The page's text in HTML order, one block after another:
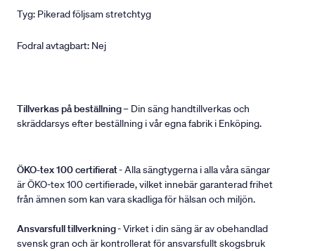
Tyg: Pikerad följsam stretchtyg
Fodral avtagbart: Nej
Tillverkas på beställning– Din säng handtillverkas och
skräddarsys efter beställning i vår egna fabrik i Enköping.
ÖKO-tex 100 certifierat- Alla sängtygerna i alla våra sängar
är ÖKO-tex 100 certifierade, vilket innebär garanterad frihet
från ämnen som kan vara skadliga för hälsan och miljön.
Ansvarsfull tillverkning- Virket i din säng är av obehandlad
svensk gran och är kontrollerat för ansvarsfullt skogsbruk